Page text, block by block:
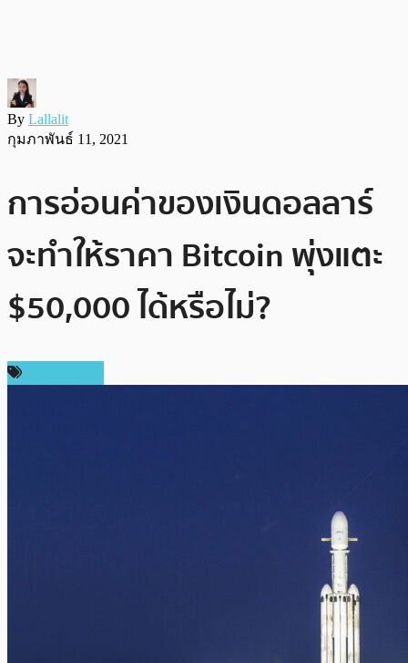
By Lallalit
กุมภาพันธ์ 11, 2021
การอ่อนค่าของเงินดอลลาร์
จะทำให้ราคา Bitcoin พุ่งแตะ
$50,000 ได้หรือไม่?